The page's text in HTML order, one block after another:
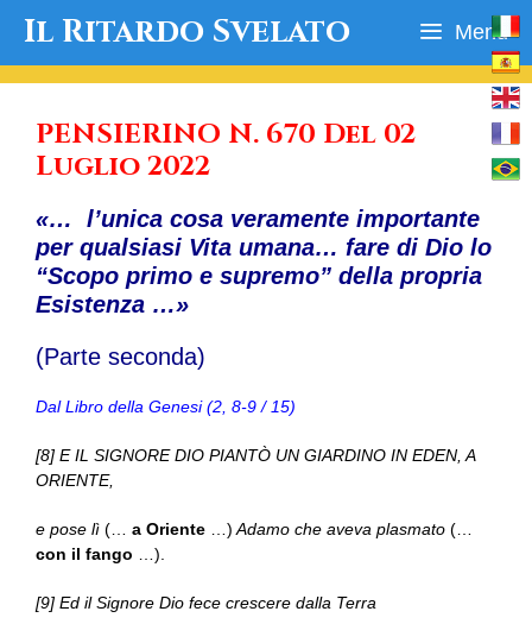
Il Ritardo Svelato Menu
PENSIERINO N. 670 Del 02
Luglio 2022
«… l’unica cosa veramente importante
per qualsiasi Vita umana… fare di Dio lo
“Scopo primo e supremo” della propria
Esistenza …»
(Parte seconda)
Dal Libro della Genesi (2, 8-9 / 15)
[8] E IL SIGNORE DIO PIANTÒ UN GIARDINO IN EDEN, A
ORIENTE,
e pose lì (… a Oriente …) Adamo che aveva plasmato (…
con il fango …).
[9] Ed il Signore Dio fece crescere dalla Terra